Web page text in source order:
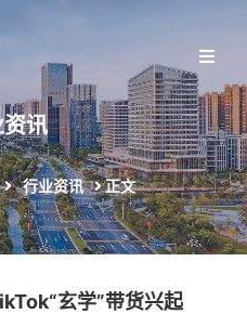
讯
行业资讯 正文
玄学”带货兴起